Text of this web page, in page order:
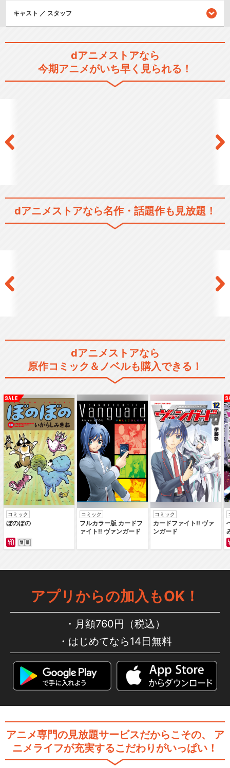
コボちゃん（TVシリーズ）
コボちゃんスペシャル 秋が
コボちゃんスペシャル 祭り
がいっぱい！
キャスト ／ スタッフ
dアニメストアなら
今期アニメがいち早く見られる！
dアニメストアなら名作・話題作も見放題！
dアニメストアなら
原作コミック＆ノベルも購入できる！
コミック
ぼのぼの
コミック
フルカラー版 カードフ
ァイト‼ ヴァンガード
コミック
カードファイト‼ ヴァ
ンガード
アプリからの加入もOK！
月額760円（税込）
はじめてなら14日無料
アニメ専門の見放題サービスだからこその、
ア
ニメライフが充実するこだわりがいっぱい！